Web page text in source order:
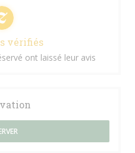
vérifiés
ont laissé leur avis